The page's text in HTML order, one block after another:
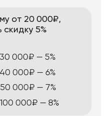
от 20 000₽,
5%
000₽ — 5%
000₽ — 6%
000₽ — 7%
000₽ — 8%